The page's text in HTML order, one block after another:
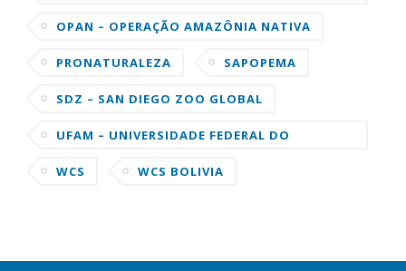
OPAN – OPERAÇÃO AMAZÔNIA NATIVA
PRONATURALEZA SAPOPEMA
SDZ – SAN DIEGO ZOO GLOBAL
UFAM – UNIVERSIDADE FEDERAL DO
WCS
WCS BOLIVIA